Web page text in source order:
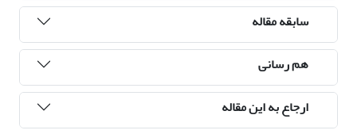
سابقه مقاله
هم رسانی
ارجاع به این مقاله